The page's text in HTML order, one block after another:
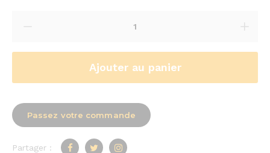
Ajouter au panier
Passez votre commande
Partager :